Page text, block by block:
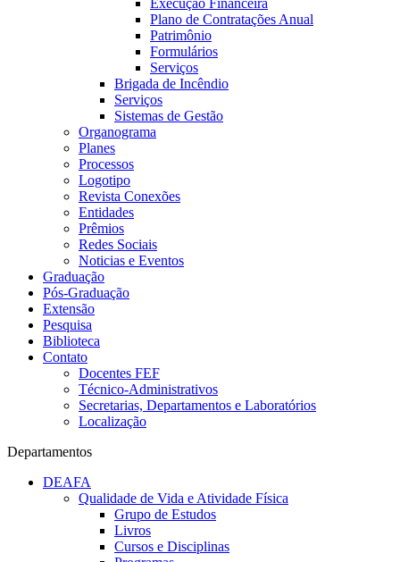
Execução Financeira
Plano de Contratações Anual
Patrimônio
Formulários
Serviços
Brigada de Incêndio
Serviços
Sistemas de Gestão
Organograma
Planes
Processos
Logotipo
Revista Conexões
Entidades
Prêmios
Redes Sociais
Noticias e Eventos
Graduação
Pós-Graduação
Extensão
Pesquisa
Biblioteca
Contato
Docentes FEF
Técnico-Administrativos
Secretarias, Departamentos e Laboratórios
Localização
Departamentos
DEAFA
Qualidade de Vida e Atividade Física
Grupo de Estudos
Livros
Cursos e Disciplinas